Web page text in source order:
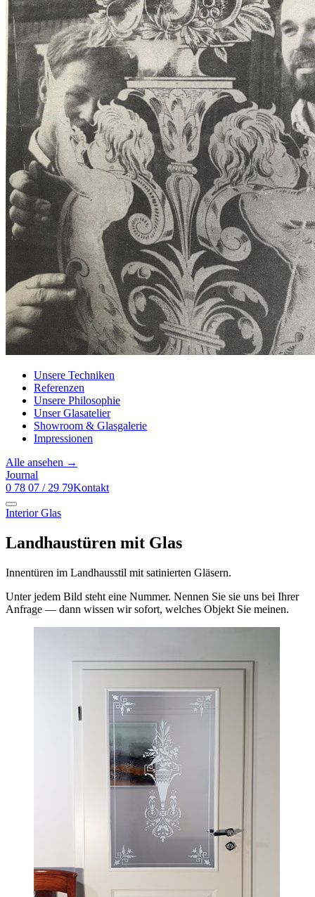
Unsere Techniken
Referenzen
Unsere Philosophie
Unser Glasatelier
Showroom & Glasgalerie
Impressionen
Alle ansehen →
Journal
0 78 07 / 29 79Kontakt
Interior Glas
Landhaustüren mit Glas
Innentüren im Landhausstil mit satinierten Gläsern.
Unter jedem Bild steht eine Nummer. Nennen Sie sie uns bei Ihrer
Anfrage — dann wissen wir sofort, welches Objekt Sie meinen.